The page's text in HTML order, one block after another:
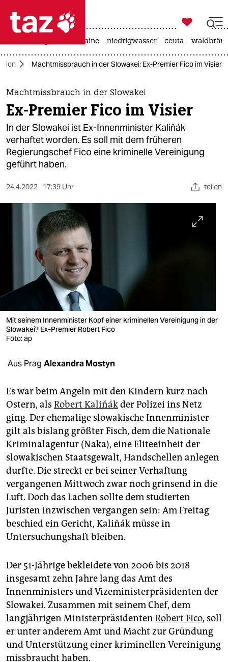
 taz zahl ich
taz zahl ich
themen
politik
öko
gesellschaft
kultur
sport
wahrheit
verlag
verlag
veranstaltungen
unterstützen
abo
genossenschaft
epaper login

taz zahl ich
krieg in der ukraine niedrigwasser ceuta
Machtmissbrauch in der Slowakei: Ex-Premier Fico im Visier
Machtmissbrauch in der Slowakei
Ex-Premier Fico im Visier
In der Slowakei ist Ex-Innenminister Kaliňák
verhaftet worden. Es soll mit dem früheren
Regierungschef Fico eine kriminelle Vereinigung
geführt haben.
24.4.2022 17:39 Uhr teilen
Mit seinem Innenminister Kopf einer kriminellen Vereinigung in der
Slowakei? Ex-Premier Robert Fico
Foto: ap
Aus Prag Alexandra Mostyn
Es war beim Angeln mit den Kindern kurz nach
Ostern, als Robert Kaliňákder Polizei ins Netz
ging. Der ehemalige slowakische Innenminister
gilt als bislang größter Fisch, dem die Nationale
Kriminalagentur (Naka), eine Eliteeinheit der
slowakischen Staatsgewalt, Handschellen anlegen
durfte. Die streckt er bei seiner Verhaftung
vergangenen Mittwoch zwar noch grinsend in die
Luft. Doch das Lachen sollte dem studierten
Juristen inzwischen vergangen sein: Am Freitag
beschied ein Gericht, Kaliňák müsse in
Untersuchungshaft bleiben.
Der 51-Jährige bekleidete von 2006 bis 2018
insgesamt zehn Jahre lang das Amt des
Innenministers und Vizeministerpräsidenten der
Slowakei. Zusammen mit seinem Chef, dem
langjährigen Ministerpräsidenten Robert Fico, soll
er unter anderem Amt und Macht zur Gründung
und Unterstützung einer kriminellen Vereinigung
missbraucht haben.